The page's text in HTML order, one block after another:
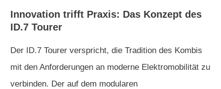
Innovation trifft Praxis: Das Konzept des
ID.7 Tourer
Der ID.7 Tourer verspricht, die Tradition des Kombis
mit den Anforderungen an moderne Elektromobilität zu
verbinden. Der auf dem modularen